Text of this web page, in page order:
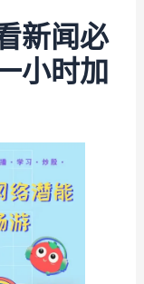
新闻必
小时加